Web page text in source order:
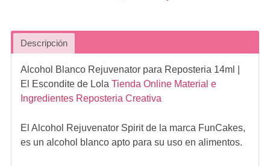
Descripción
Alcohol Blanco Rejuvenator para Reposteria 14ml
El Escondite de Lola Tienda Online Material e
Ingredientes Reposteria Creativa
El Alcohol Rejuvenator Spirit de la marca FunCakes,
es un alcohol blanco apto para su uso en alimentos.